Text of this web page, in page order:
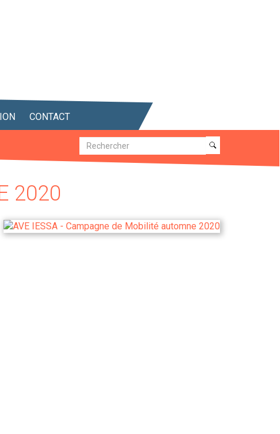
CONTACT
Recherche
Recherche
2020